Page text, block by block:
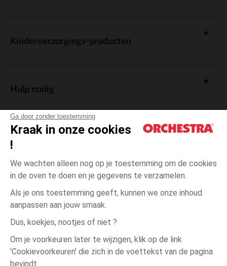
Ga door zonder toestemming
Kraak in onze cookies
!
We wachten alleen nog op je toestemming om de cookies
in de oven te doen en je gegevens te verzamelen.
Als je ons toestemming geeft, kunnen we onze inhoud
aanpassen aan jouw smaak.
Dus, koekjes, nootjes of niet ?
Om je voorkeuren later te wijzigen, klik op de link
'Cookievoorkeuren' die zich in de voettekst van de pagina
bevindt.
Orange Orange
één
Kinderverzorgings-producten
Hulp nodig
Algemene verkoopsvoorwaarden
Wettelijke bepalingen
Persoonsgegevens